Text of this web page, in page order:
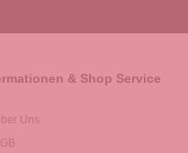
& Shop Service
Uns